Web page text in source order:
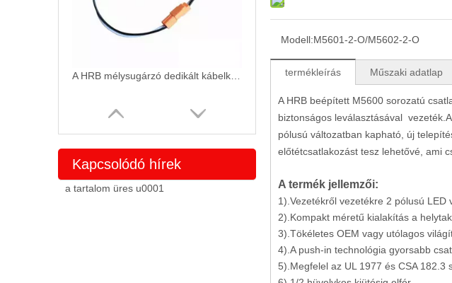
Kapcsolódó hírek
a tartalom üres u0001
Modell:M5601-2-O/M5602-2-O
termékleírás Műszaki adatlap
A HRB beépített M5600 sorozatú
biztonságos leválasztásával
pólusú változatban kapható, új
előtétcsatlakozást tesz lehetővé, ami
A termék jellemzői:
1).Vezetékről vezetékre 2 pólusú LED
2).Kompakt méretű kialakítás a
3).Tökéletes OEM vagy utólagos
4).A push-in technológia gyorsabb
5).Megfelel az UL 1977 és CSA